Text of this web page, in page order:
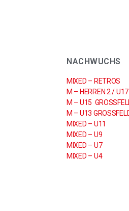
NACHWUCHS
MIXED – RETROS
M – HERREN 2 / U17
M – U15 GROSSFELD
M – U13 GROSSFELD
MIXED – U11
MIXED – U9
MIXED – U7
MIXED – U4